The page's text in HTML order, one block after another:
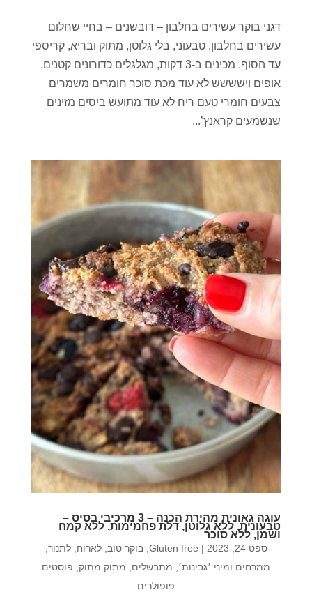
דגני בוקר עשירים בחלבון – דובשנים – בחיי שחלום
עשירים בחלבון, טבעוני, בלי גלוטן, מתוק ובריא, קריספי
עד הסוף. מכינים ב-3 דקות, מגלגלים כדורונים קטנים,
אופים וישששש לא עוד מכת סוכר חומרים משמרים
צבעים חומרי טעם ריח לא עוד מתועש ביסים מזינים
שנשמעים קראנץ’...
עוגה גאונית מהירת הכנה – 3 מרכיבי בסיס –
טבעונית, ללא גלוטן, דלת פחמימות, ללא קמח
ושמן, ללא סוכר
ספט 24, 2023 |
Gluten free בוקר טוב ,לארוח ,לתנור
ממרחים ומיני ׳גבינות׳
מתבשלים מתוק מתוק פוסטים
פופולרים